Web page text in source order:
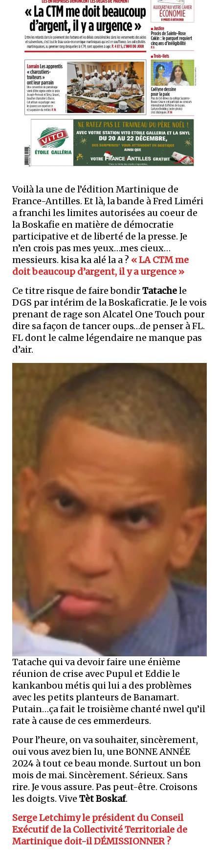
Voilà la une de l’édition Martinique de
France-Antilles. Et là, la bande à Fred Liméri
a franchi les limites autorisées au coeur de
la Boskafie en matière de démocratie
participative et de liberté de la presse. Je
n’en crois pas mes yeux…mes cieux…
messieurs. kisa ka alé la a ? « LA CTM me
doit beaucoup d’argent, il y a urgence »
Ce titre risque de faire bondirTatachele
DGS par intérim de la Boskaficratie. Je le vois
prenant de rage son Alcatel One Touch pour
dire sa façon de tancer oups…de penser à FL.
FL dont le calme légendaire ne manque pas
d’air.
Tatache qui va devoir faire une énième
réunion de crise avec Pupul et Eddie le
kankanbou métis qui lui a des problèmes
avec les petits planteurs de Banamart.
Putain…ça fait le troisième chanté nwel qu’il
rate à cause de ces emmerdeurs.
Pour l’heure, on va souhaiter, sincèrement,
oui vous avez bien lu, une BONNE ANNÉE
2024 à tout ce beau monde. Surtout un bon
mois de mai. Sincèrement. Sérieux. Sans
rire. Je vous assure. Pas peut-être. Croisons
les doigts. Vive Tèt Boskaf.
Serge Letchimy le président du Conseil
Exécutif de la Collectivité Territoriale de
Martinique doit-il DÉMISSIONNER ?